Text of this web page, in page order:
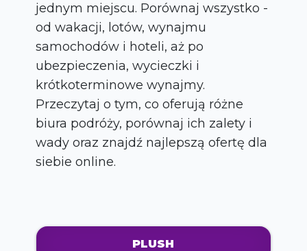
jednym miejscu. Porównaj wszystko -
od wakacji, lotów, wynajmu
samochodów i hoteli, aż po
ubezpieczenia, wycieczki i
krótkoterminowe wynajmy.
Przeczytaj o tym, co oferują różne
biura podróży, porównaj ich zalety i
wady oraz znajdź najlepszą ofertę dla
siebie online.
PLUSH